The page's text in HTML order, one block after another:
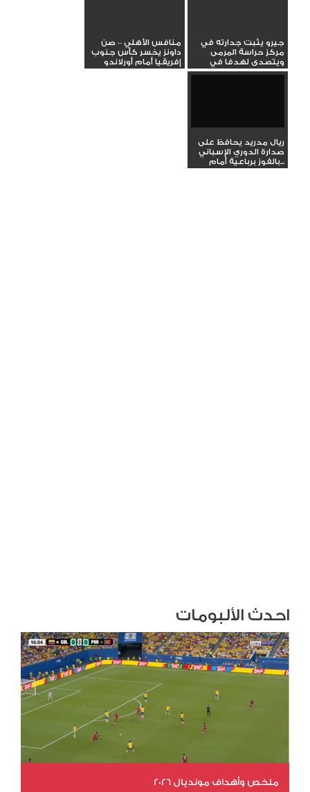
جيرو يثبت جدارته في
مركز حراسة المرمى
ويتصدى لهدفا في
مباراة ميلان...
منافس الأهلي – صن
داونز يخسر كأس جنوب
إفريقيا أمام أورلاندو
ريال مدريد يحافظ على
صدارة الدوري الإسباني
بالفوز برباعية أمام...
احدث الألبومات
ملخص وأهداف مونديال 2026